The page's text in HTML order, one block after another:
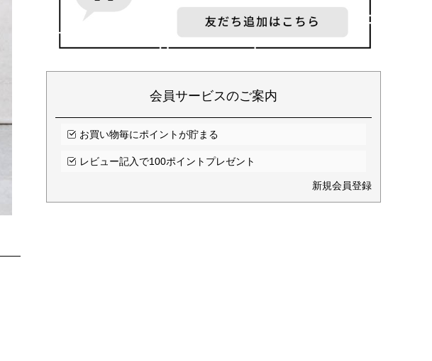
会員サービスのご案内
お買い物毎にポイントが貯まる
レビュー記入で100ポイントプレゼント
新規会員登録